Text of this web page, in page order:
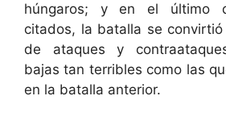
húngaros; y en el último
citados, la batalla se
de ataques y
bajas tan terribles como las
en la batalla anterior.